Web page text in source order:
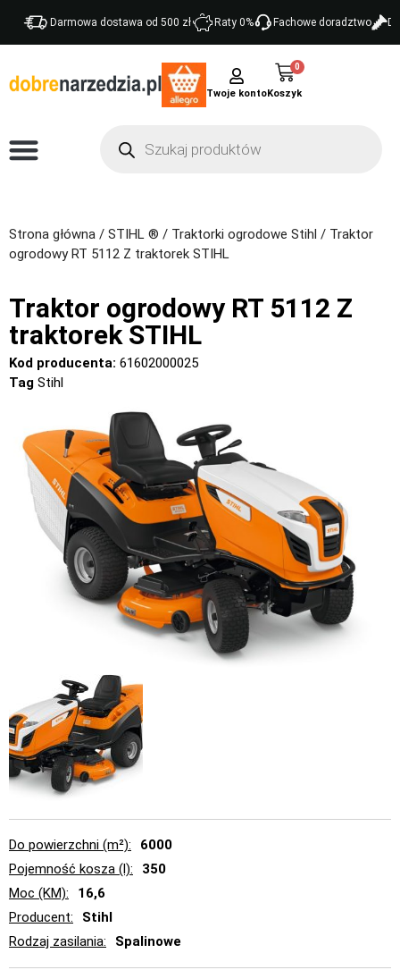
Darmowa dostawa od 500 zł Raty 0% Fachowe doradztwo
Twoje konto
0
Strona główna / STIHL ® / Traktorki ogrodowe Stihl / Traktor
ogrodowy RT 5112 Z traktorek STIHL
Traktor ogrodowy RT 5112 Z
traktorek STIHL
Kod producenta: 61602000025
Tag Stihl
Do powierzchni (m²)
6000
Pojemność kosza (l)
350
Moc (KM)
16,6
Producent
Stihl
Rodzaj zasilania
Spalinowe